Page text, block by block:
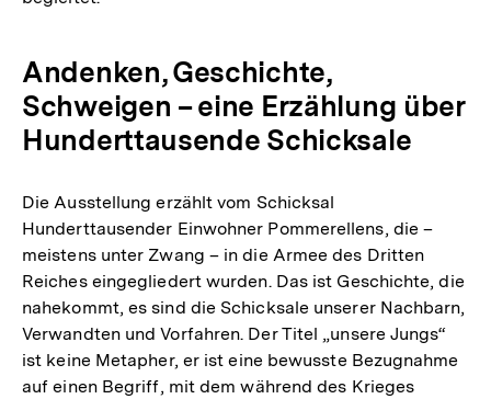
Andenken, Geschichte,
Schweigen – eine Erzählung über
Hunderttausende Schicksale
Die Ausstellung erzählt vom Schicksal
Hunderttausender Einwohner Pommerellens, die –
meistens unter Zwang – in die Armee des Dritten
Reiches eingegliedert wurden. Das ist Geschichte, die
nahekommt, es sind die Schicksale unserer Nachbarn,
Verwandten und Vorfahren. Der Titel „unsere Jungs“
ist keine Metapher, er ist eine bewusste Bezugnahme
auf einen Begriff, mit dem während des Krieges